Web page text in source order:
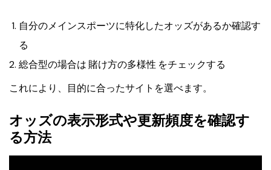
自分のメインスポーツに特化したオッズがあるか確認す
る
総合型の場合は賭け方の多様性 をチェックする
これにより、目的に合ったサイトを選べます。
オッズの表示形式や更新頻度を確認す
る方法